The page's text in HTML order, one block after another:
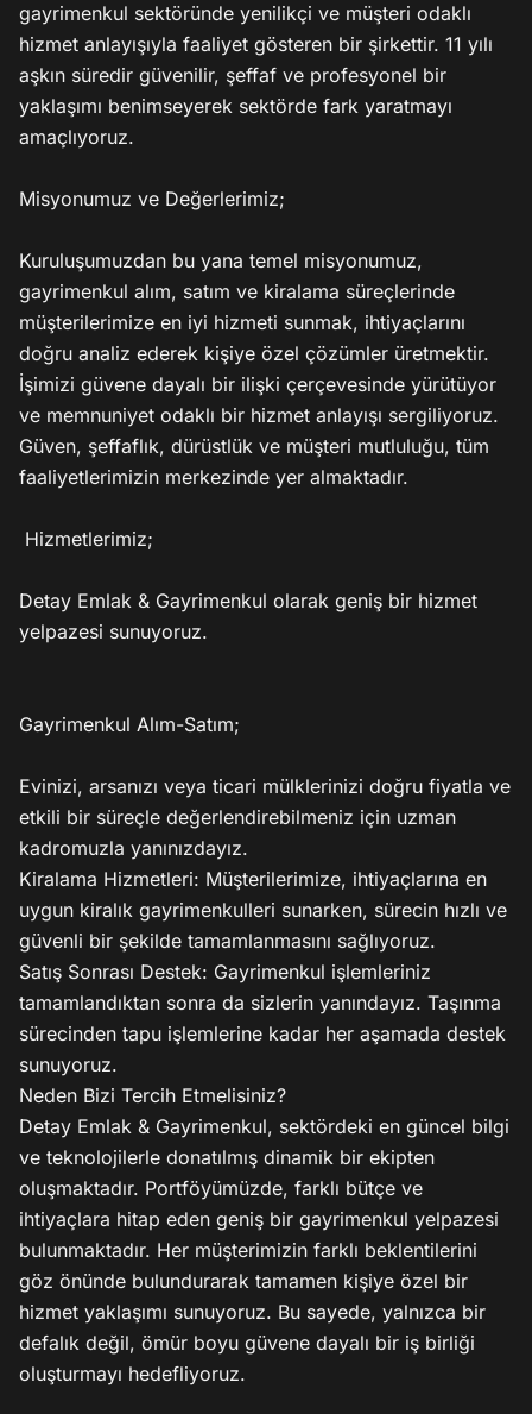
gayrimenkul sektöründe yenilikçi ve müşteri odaklı
hizmet anlayışıyla faaliyet gösteren bir şirkettir. 11 yılı
aşkın süredir güvenilir, şeffaf ve profesyonel bir
yaklaşımı benimseyerek sektörde fark yaratmayı
amaçlıyoruz.
Misyonumuz ve Değerlerimiz;
Kuruluşumuzdan bu yana temel misyonumuz,
gayrimenkul alım, satım ve kiralama süreçlerinde
müşterilerimize en iyi hizmeti sunmak, ihtiyaçlarını
doğru analiz ederek kişiye özel çözümler üretmektir.
İşimizi güvene dayalı bir ilişki çerçevesinde yürütüyor
ve memnuniyet odaklı bir hizmet anlayışı sergiliyoruz.
Güven, şeffaflık, dürüstlük ve müşteri mutluluğu, tüm
faaliyetlerimizin merkezinde yer almaktadır.
Detay Emlak & Gayrimenkul olarak geniş bir hizmet
yelpazesi sunuyoruz.
Gayrimenkul Alım-Satım;
Evinizi, arsanızı veya ticari mülklerinizi doğru fiyatla ve
etkili bir süreçle değerlendirebilmeniz için uzman
kadromuzla yanınızdayız.
Kiralama Hizmetleri: Müşterilerimize, ihtiyaçlarına en
uygun kiralık gayrimenkulleri sunarken, sürecin hızlı ve
güvenli bir şekilde tamamlanmasını sağlıyoruz.
Satış Sonrası Destek: Gayrimenkul işlemleriniz
tamamlandıktan sonra da sizlerin yanındayız. Taşınma
sürecinden tapu işlemlerine kadar her aşamada destek
sunuyoruz.
Neden Bizi Tercih Etmelisiniz?
Detay Emlak & Gayrimenkul, sektördeki en güncel bilgi
ve teknolojilerle donatılmış dinamik bir ekipten
oluşmaktadır. Portföyümüzde, farklı bütçe ve
ihtiyaçlara hitap eden geniş bir gayrimenkul yelpazesi
bulunmaktadır. Her müşterimizin farklı beklentilerini
göz önünde bulundurarak tamamen kişiye özel bir
hizmet yaklaşımı sunuyoruz. Bu sayede, yalnızca bir
defalık değil, ömür boyu güvene dayalı bir iş birliği
oluşturmayı hedefliyoruz.